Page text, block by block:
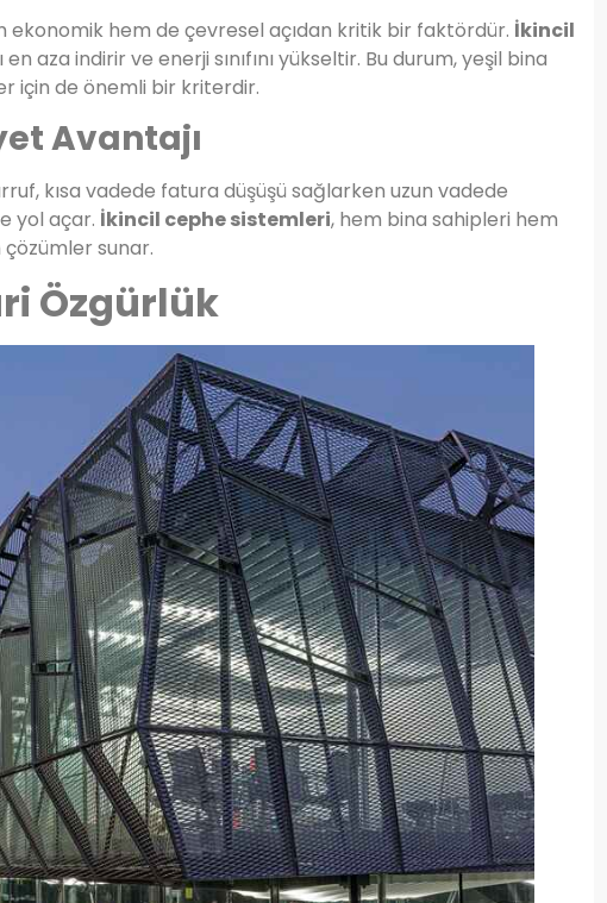
ekonomik hem de çevresel açıdan kritik bir faktördür. İkincil
en aza indirir ve enerji sınıfını yükseltir. Bu durum, yeşil bina
için de önemli bir kriterdir.
Avantajı
kısa vadede fatura düşüşü sağlarken uzun vadede
yol açar. İkincil cephe sistemleri, hem bina sahipleri hem
sunar.
Özgürlük